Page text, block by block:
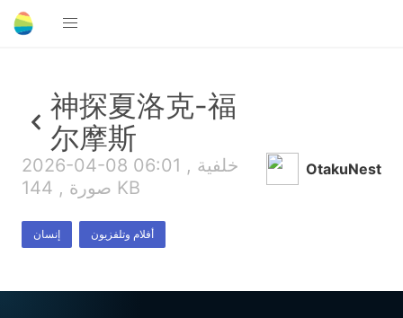
神探夏洛克-福
尔摩斯
2026-04-08 06:01 , خلفية
صورة , 144 KB
إنسان أفلام وتلفزيون
OtakuNest